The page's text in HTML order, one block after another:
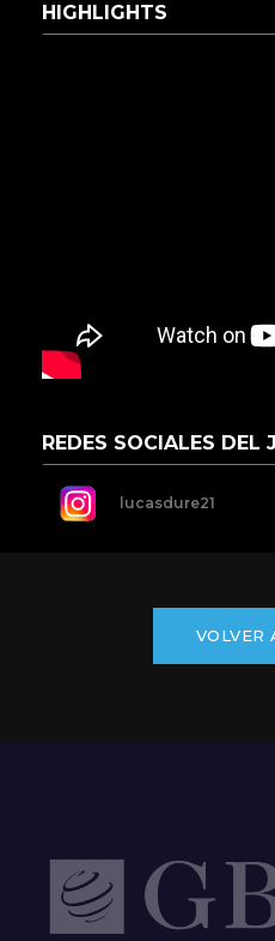
HIGHLIGHTS
REDES SOCIALES DEL
lucasdure21
VOLVER